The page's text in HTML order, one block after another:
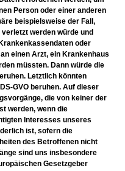
Person oder einer anderen
beispielsweise der Fall,
werden würde und
oder
einen Arzt, ein Krankenhaus
müssten. Dann würde die
Letztlich könnten
GVO beruhen. Auf dieser
die von keiner der
werden, wenn die
Interesses unseres
ist, sofern die
des Betroffenen nicht
sind uns insbesondere
Gesetzgeber